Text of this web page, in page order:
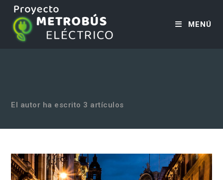
MENÚ
El autor ha escrito 3 artículos